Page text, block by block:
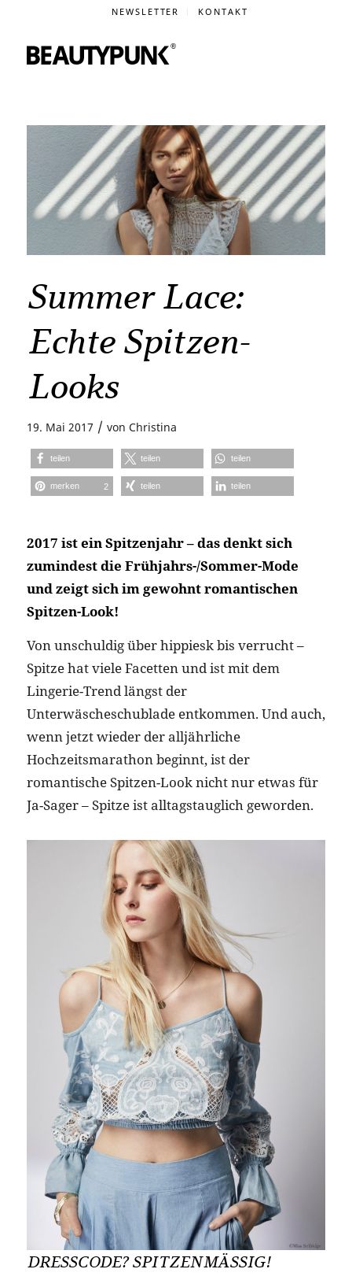
NEWSLETTER KONTAKT
Summer Lace:
Echte Spitzen-
Looks
19. Mai 2017 / von Christina
teilen teilen teilen
merken 2 teilen teilen
2017 ist ein Spitzenjahr – das denkt sich
zumindest die Frühjahrs-/Sommer-Mode
und zeigt sich im gewohnt romantischen
Spitzen-Look!
Von unschuldig über hippiesk bis verrucht –
Spitze hat viele Facetten und ist mit dem
Lingerie-Trend längst der
Unterwäscheschublade entkommen. Und auch,
wenn jetzt wieder der alljährliche
Hochzeitsmarathon beginnt, ist der
romantische Spitzen-Look nicht nur etwas für
Ja-Sager – Spitze ist alltagstauglich geworden.
DRESSCODE? SPITZENMÄSSIG!